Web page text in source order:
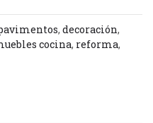
, decoración,
cocina, reforma,